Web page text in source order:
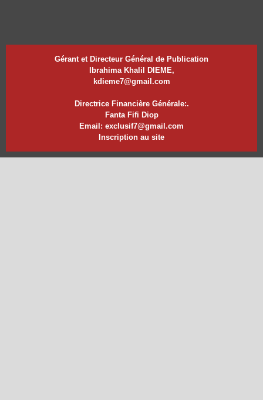
Gérant et Directeur Général de Publication
Ibrahima Khalil DIEME,
kdieme7@gmail.com
Directrice Financière Générale:.
Fanta Fifi Diop
Email: exclusif7@gmail.com
Inscription au site